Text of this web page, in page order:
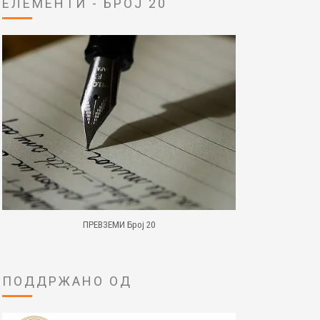
ЕЛЕМЕНТИ - БРОЈ 20
ПРЕВЗЕМИ Број 20
ПОДДРЖАНО ОД